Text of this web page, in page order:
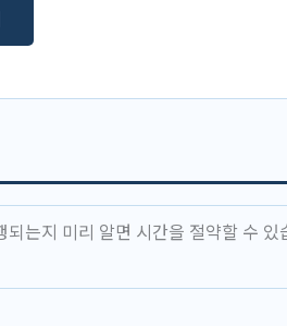
는지 미리 알면 시간을 절약할 수 있